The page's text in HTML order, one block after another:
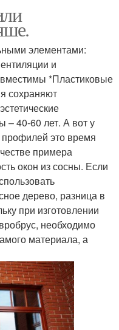
элементами:
и
*Пластиковые
сохраняют
– 40-60 лет. А вот у
это время
примера
окон из сосны. Если
дерево, разница в
при изготовлении
необходимо
материала, а